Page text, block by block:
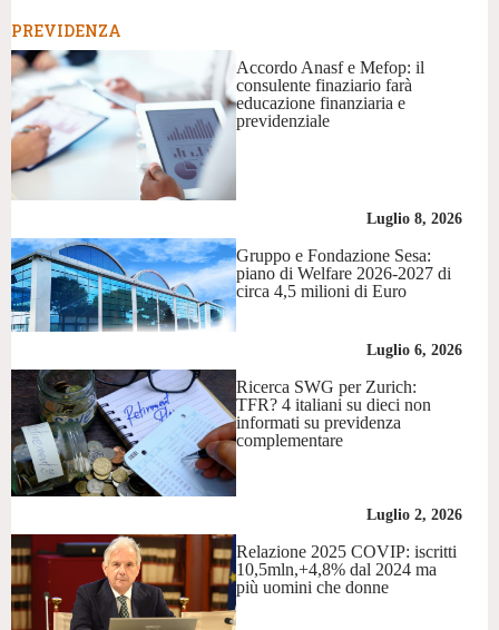
PREVIDENZA
Accordo Anasf e Mefop: il
consulente finaziario farà
educazione finanziaria e
previdenziale
Luglio 8, 2026
Gruppo e Fondazione Sesa:
piano di Welfare 2026-2027 di
circa 4,5 milioni di Euro
Luglio 6, 2026
Ricerca SWG per Zurich:
TFR? 4 italiani su dieci non
informati su previdenza
complementare
Luglio 2, 2026
Relazione 2025 COVIP: iscritti
10,5mln,+4,8% dal 2024 ma
più uomini che donne